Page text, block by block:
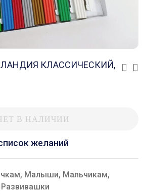
КЛАССИЧЕСКИЙ,
В НАЛИЧИИ
желаний
, Малыши, Мальчикам,
Развивашки